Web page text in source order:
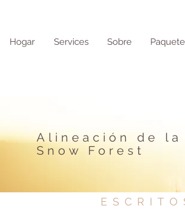
Hogar Services Sobre
Alineación de
Snow Forest